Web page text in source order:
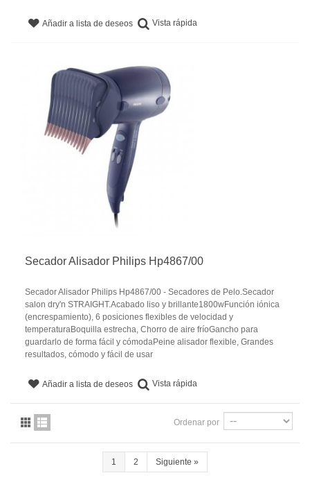
Añadir a lista de deseos Vista rápida
Secador Alisador Philips Hp4867/00
Secador Alisador Philips Hp4867/00 - Secadores de Pelo.Secador
salon dry'n STRAIGHT.Acabado liso y brillante1800wFunción iónica
(encrespamiento), 6 posiciones flexibles de velocidad y
temperaturaBoquilla estrecha, Chorro de aire fríoGancho para
guardarlo de forma fácil y cómodaPeine alisador flexible, Grandes
resultados, cómodo y fácil de usar
Añadir a lista de deseos Vista rápida
Ordenar por
1 2 Siguiente »